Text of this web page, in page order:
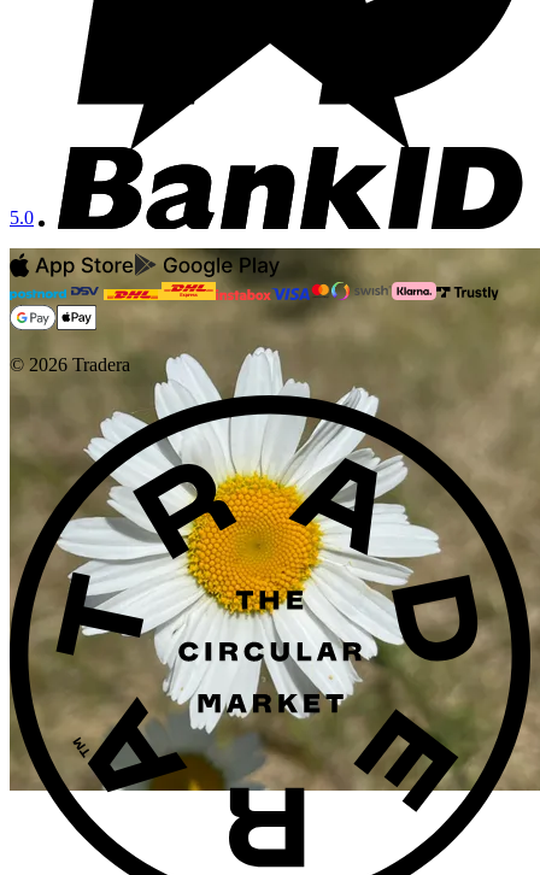
5.0
© 2026 Tradera